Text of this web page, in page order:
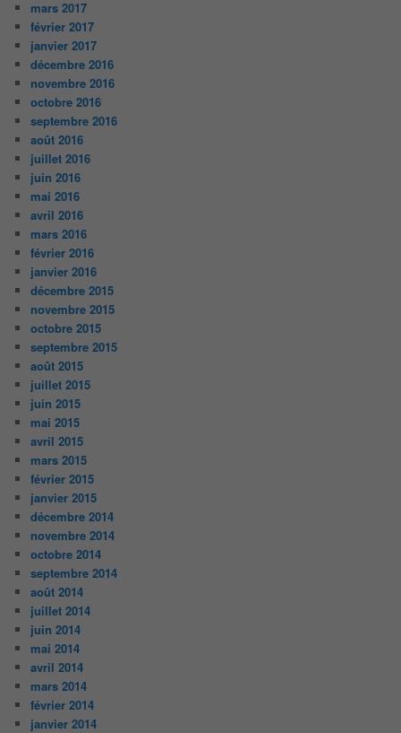
mars 2017
février 2017
janvier 2017
décembre 2016
novembre 2016
octobre 2016
septembre 2016
août 2016
juillet 2016
juin 2016
mai 2016
avril 2016
mars 2016
février 2016
janvier 2016
décembre 2015
novembre 2015
octobre 2015
septembre 2015
août 2015
juillet 2015
juin 2015
mai 2015
avril 2015
mars 2015
février 2015
janvier 2015
décembre 2014
novembre 2014
octobre 2014
septembre 2014
août 2014
juillet 2014
juin 2014
mai 2014
avril 2014
mars 2014
février 2014
janvier 2014